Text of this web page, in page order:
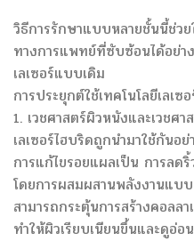
วิธีการรักษาแบบหลายชั้นนี้ช่ว
ทางการแพทย์ที่ซับซ้อนได้อย่า
เลเซอร์แบบเดิม
การประยุกต์ใช้เทคโนโลยีเลเ
1. เวชศาสตร์ผิวหนังและเวชศา
เลเซอร์ไฮบริดถูกนำมาใช้กัน
การแก้ไขรอยแผลเป็น การลด
โดยการผสมผสานพลังงานแบ
สามารถกระตุ้นการสร้างคอล
ทำให้ผิวเรียบเนียนขึ้นและดูอ่อ